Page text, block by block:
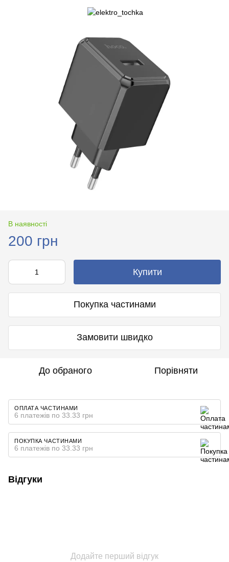
В наявності
200 грн
Купити
Покупка частинами
Замовити швидко
До обраного Порівняти
ОПЛАТА ЧАСТИНАМИ
6 платежів по 33.33 грн
ПОКУПКА ЧАСТИНАМИ
6 платежів по 33.33 грн
Відгуки
Додайте перший відгук